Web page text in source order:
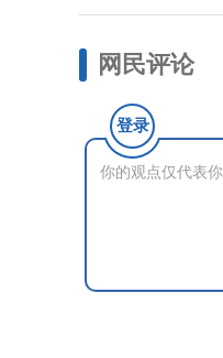
网民评论
登录